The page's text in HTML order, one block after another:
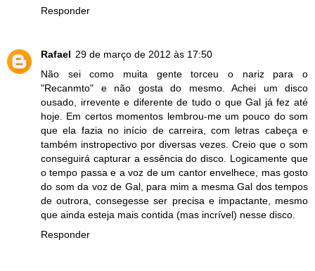
Responder
Rafael 29 de março de 2012 às 17:50
Não sei como muita gente torceu o nariz para o
"Recanmto" e não gosta do mesmo. Achei um disco
ousado, irrevente e diferente de tudo o que Gal já fez até
hoje. Em certos momentos lembrou-me um pouco do som
que ela fazia no início de carreira, com letras cabeça e
também instropectivo por diversas vezes. Creio que o som
conseguirá capturar a essência do disco. Logicamente que
o tempo passa e a voz de um cantor envelhece, mas gosto
do som da voz de Gal, para mim a mesma Gal dos tempos
de outrora, consegesse ser precisa e impactante, mesmo
que ainda esteja mais contida (mas incrível) nesse disco.
Responder